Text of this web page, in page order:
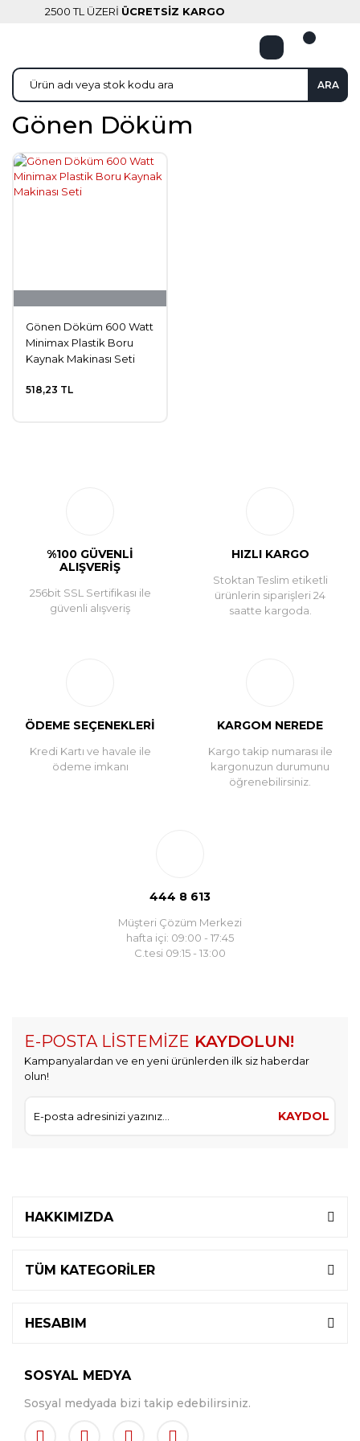
2500 TL ÜZERİ ÜCRETSİZ KARGO
ARA
Gönen Döküm
Gönen Döküm 600 Watt
Minimax Plastik Boru
Kaynak Makinası Seti
518,23 TL
%100 GÜVENLİ
ALIŞVERİŞ
256bit SSL Sertifikası ile
güvenli alışveriş
HIZLI KARGO
Stoktan Teslim etiketli
ürünlerin siparişleri 24
saatte kargoda.
ÖDEME SEÇENEKLERİ
Kredi Kartı ve havale ile
ödeme imkanı
KARGOM NEREDE
Kargo takip numarası ile
kargonuzun durumunu
öğrenebilirsiniz.
444 8 613
Müşteri Çözüm Merkezi
hafta içi: 09:00 - 17:45
C.tesi 09:15 - 13:00
E-POSTA LİSTEMİZE KAYDOLUN!
Kampanyalardan ve en yeni ürünlerden ilk siz haberdar
olun!
KAYDOL
HAKKIMIZDA
TÜM KATEGORİLER
HESABIM
SOSYAL MEDYA
Sosyal medyada bizi takip edebilirsiniz.